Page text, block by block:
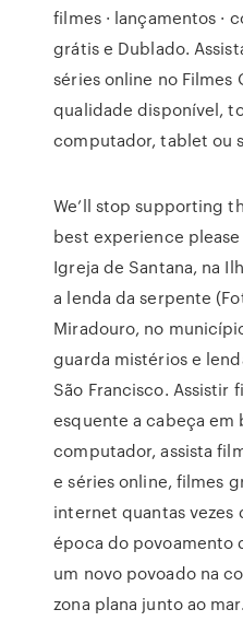
filmes · lançamentos ·
grátis e Dublado.
séries online no Filmes
qualidade disponível,
computador, tablet ou
We’ll stop supporting
best experience
Igreja de Santana, na
a lenda da serpente
Miradouro, no
guarda mistérios e
São Francisco. Assistir
esquente a cabeça em
computador, assista
e séries online, filmes
internet quantas vezes
época do povoamento
um novo povoado na
zona plana junto ao